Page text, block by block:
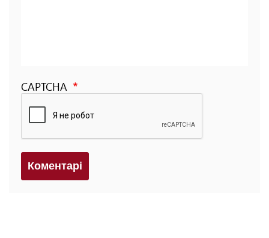
CAPTCHA
Коментарi